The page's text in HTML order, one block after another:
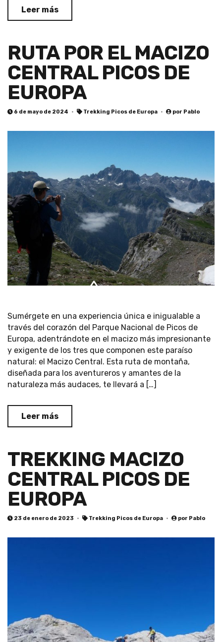
Leer más
RUTA POR EL MACIZO
CENTRAL PICOS DE
EUROPA
6 de mayo de 2024 Trekking Picos de Europa por Pablo
Sumérgete en una experiencia única e inigualable a
través del corazón del Parque Nacional de Picos de
Europa, adentrándote en el macizo más impresionante
y exigente de los tres que componen este paraíso
natural: el Macizo Central. Esta ruta de montaña,
diseñada para los aventureros y amantes de la
naturaleza más audaces, te llevará a […]
Leer más
TREKKING MACIZO
CENTRAL PICOS DE
EUROPA
23 de enero de 2023 Trekking Picos de Europa por Pablo